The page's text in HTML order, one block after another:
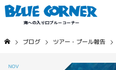
ブログ ツアー・プール報告
NOV